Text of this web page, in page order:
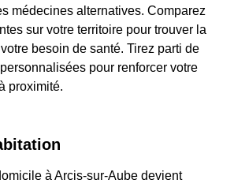
médecines alternatives. Comparez
sur votre territoire pour trouver la
besoin de santé. Tirez parti de
pour renforcer votre
proximité.
à Arcis-sur-Aube devient